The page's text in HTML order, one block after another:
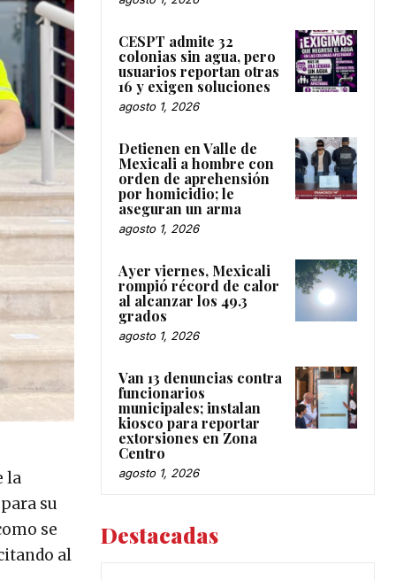
la
su
se
al
CESPT admite 32
colonias sin agua, pero
usuarios reportan otras
16 y exigen soluciones
agosto 1, 2026
Detienen en Valle de
Mexicali a hombre con
orden de aprehensión
por homicidio; le
aseguran un arma
agosto 1, 2026
Ayer viernes, Mexicali
rompió récord de calor
al alcanzar los 49.3
grados
agosto 1, 2026
Van 13 denuncias contra
funcionarios
municipales; instalan
kiosco para reportar
extorsiones en Zona
Centro
agosto 1, 2026
Destacadas